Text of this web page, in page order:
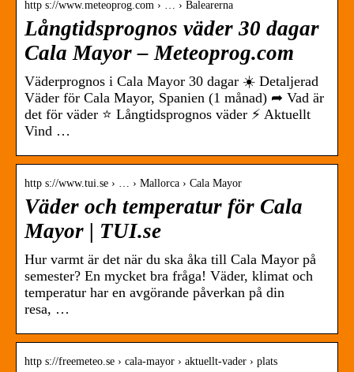
http s://www.meteoprog.com › … › Balearerna
Långtidsprognos väder 30 dagar
Cala Mayor – Meteoprog.com
Väderprognos i Cala Mayor 30 dagar ☀️ Detaljerad
Väder för Cala Mayor, Spanien (1 månad) ➦ Vad är
det för väder ⭐ Långtidsprognos väder ⚡ Aktuellt
Vind …
http s://www.tui.se › … › Mallorca › Cala Mayor
Väder och temperatur för Cala
Mayor | TUI.se
Hur varmt är det när du ska åka till Cala Mayor på
semester? En mycket bra fråga! Väder, klimat och
temperatur har en avgörande påverkan på din
resa, …
http s://freemeteo.se › cala-mayor › aktuellt-vader › plats